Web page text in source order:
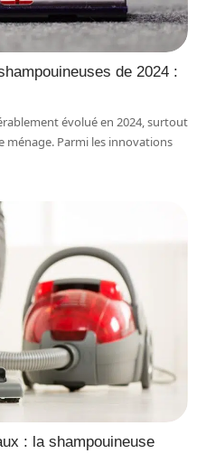
de 2024 :
évolué en 2024, surtout
ménage. Parmi les innovations
: la shampouineuse